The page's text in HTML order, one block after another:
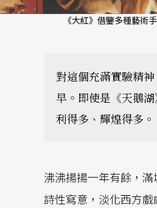
《大紅》借鑒多種藝術
對這個充滿實驗精
早。即使是《天鵝
利得多、輝煌得多。
沸沸揚揚一年有餘，
詩性寫意，淡化西方